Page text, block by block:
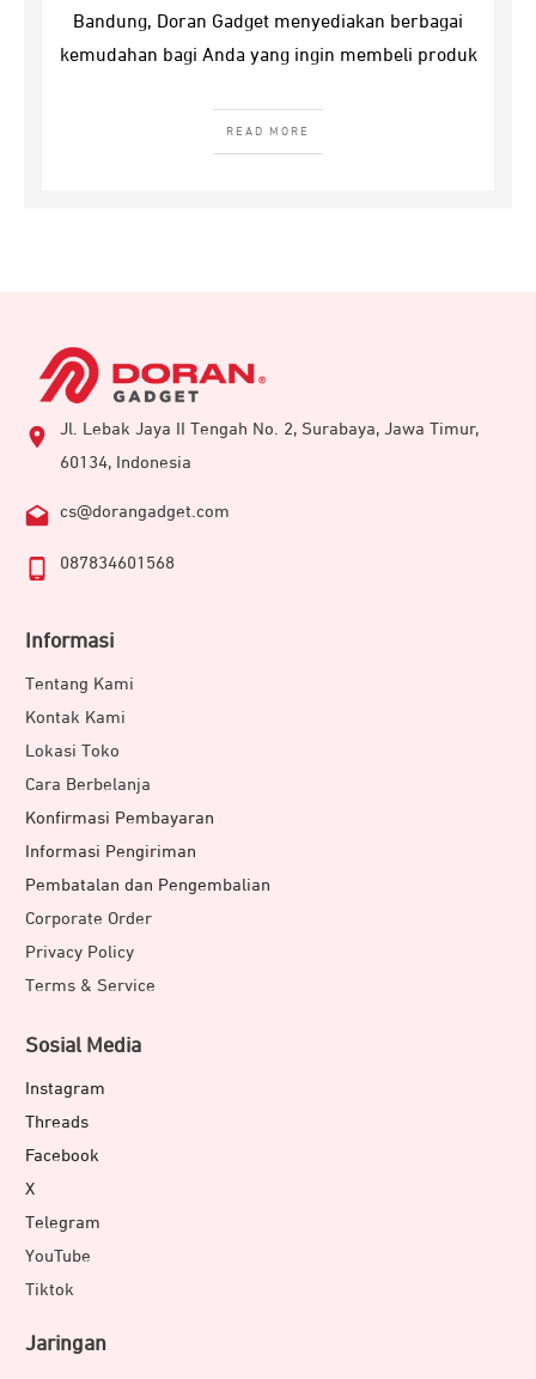
Bandung, Doran Gadget menyediakan berbagai
kemudahan bagi Anda yang ingin membeli produk
READ MORE
Jl. Lebak Jaya II Tengah No. 2, Surabaya, Jawa Timur,
60134, Indonesia
cs@dorangadget.com
087834601568
Informasi
Tentang Kami
Kontak Kami
Lokasi Toko
Cara Berbelanja
Konfirmasi Pembayaran
Informasi Pengiriman
Pembatalan dan Pengembalian
Corporate Order
Privacy Policy
Terms & Service
Sosial Media
Instagram
Threads
Facebook
X
Telegram
YouTube
Tiktok
Jaringan